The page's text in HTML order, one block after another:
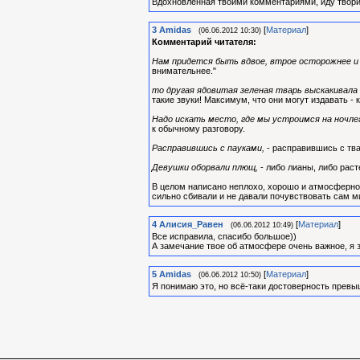
3 Amidas (06.06.2012 10:30) [Материал]
Комментарий читателя:
Нам придется быть вдвое, втрое осторожнее
внимательнее."
то другая ядовитая зеленая тварь
такие звуки! Максимум, что они могут издавать -
Надо искать место, где мы устроимся на
к обычному разговору.
Расправившись с пауками, - расправившись с
Девушки оборвали плющ, - либо лианы, либо
В целом написано неплохо, хорошо и
сильно сбивали и не давали почувствовать сам
4 Алиcия_Равен (06.06.2012 10:49) [Материал]
Все исправила, спасибо большое))
А замечание твое об атмосфере очень важное, я
5 Amidas (06.06.2012 10:50) [Материал]
Я понимаю это, но всё-таки достоверность